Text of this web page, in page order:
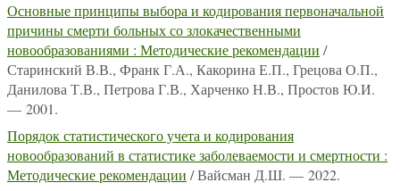
Основные принципы выбора и кодирования первоначальной
причины смерти больных со злокачественными
новообразованиями : Методические рекомендации /
Старинский В.В., Франк Г.А., Какорина Е.П., Грецова О.П.,
Данилова Т.В., Петрова Г.В., Харченко Н.В., Простов Ю.И.
— 2001.
Порядок статистического учета и кодирования
новообразований в статистике заболеваемости и смертности :
Методические рекомендации / Вайсман Д.Ш. — 2022.